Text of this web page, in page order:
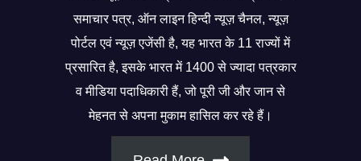
समाचार पत्र, ऑन लाइन हिन्दी न्यूज़ चैनल, न्यूज़
पोर्टल एवं न्यूज़ एजेंसी है, यह भारत के 11 राज्यों में
प्रसारित है, इसके भारत में 1400 से ज्यादा पत्रकार
व मीडिया पदाधिकारी हैं, जो पूरी जी और जान से
मेहनत से अपना मुकाम हासिल कर रहे हैं।